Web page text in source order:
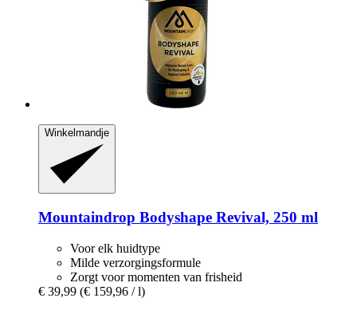
Winkelmandje
Mountaindrop Bodyshape Revival, 250 ml
Voor elk huidtype
Milde verzorgingsformule
Zorgt voor momenten van frisheid
€ 39,99 (€ 159,96 / l)